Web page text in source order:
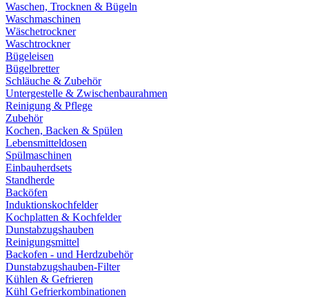
Waschen, Trocknen & Bügeln
Waschmaschinen
Wäschetrockner
Waschtrockner
Bügeleisen
Bügelbretter
Schläuche & Zubehör
Untergestelle & Zwischenbaurahmen
Reinigung & Pflege
Zubehör
Kochen, Backen & Spülen
Lebensmitteldosen
Spülmaschinen
Einbauherdsets
Standherde
Backöfen
Induktionskochfelder
Kochplatten & Kochfelder
Dunstabzugshauben
Reinigungsmittel
Backofen - und Herdzubehör
Dunstabzugshauben-Filter
Kühlen & Gefrieren
Kühl Gefrierkombinationen